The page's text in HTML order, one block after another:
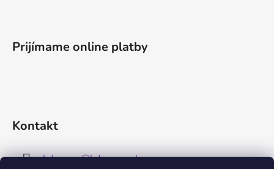
Prijímame online platby
Kontakt
kdreams@kdreams.sk